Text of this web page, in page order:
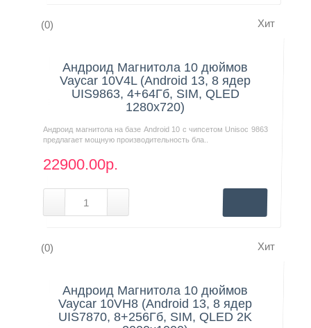
(0) Хит
Андроид Магнитола 10 дюймов
Vaycar 10V4L (Android 13, 8 ядер
UIS9863, 4+64Гб, SIM, QLED
1280x720)
Андроид магнитола на базе Android 10 с чипсетом Unisoc 9863
предлагает мощную производительность бла..
22900.00р.
(0) Хит
Андроид Магнитола 10 дюймов
Vaycar 10VH8 (Android 13, 8 ядер
UIS7870, 8+256Гб, SIM, QLED 2K